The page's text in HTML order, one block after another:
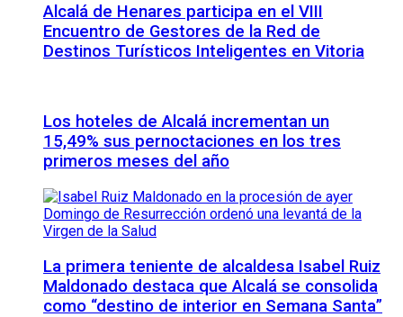
Alcalá de Henares participa en el VIII
Encuentro de Gestores de la Red de
Destinos Turísticos Inteligentes en Vitoria
Los hoteles de Alcalá incrementan un
15,49% sus pernoctaciones en los tres
primeros meses del año
La primera teniente de alcaldesa Isabel Ruiz
Maldonado destaca que Alcalá se consolida
como “destino de interior en Semana Santa”